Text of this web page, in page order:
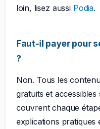
loin, lisez aussi Podia.
Faut-il payer pour
?
Non. Tous les
gratuits et
couvrent chaque
explications pratiques